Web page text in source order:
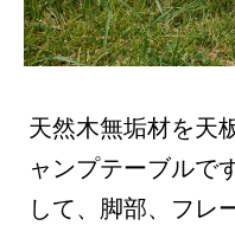
天然木無垢材を天
ャンプテーブルで
して、脚部、フレ